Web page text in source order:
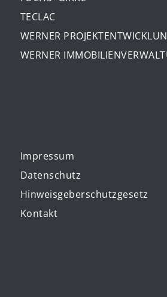
TECLAC
WERNER
WERNER
Impressum
Datenschutz
Hinweisgeberschutzgesetz
Kontakt